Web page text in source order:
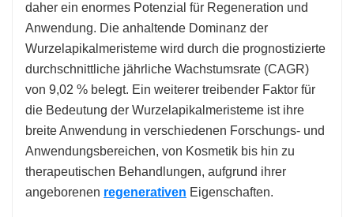
daher ein enormes Potenzial für Regeneration und
Anwendung. Die anhaltende Dominanz der
Wurzelapikalmeristeme wird durch die prognostizierte
durchschnittliche jährliche Wachstumsrate (CAGR)
von 9,02 % belegt. Ein weiterer treibender Faktor für
die Bedeutung der Wurzelapikalmeristeme ist ihre
breite Anwendung in verschiedenen Forschungs- und
Anwendungsbereichen, von Kosmetik bis hin zu
therapeutischen Behandlungen, aufgrund ihrer
angeborenen regenerativen Eigenschaften.